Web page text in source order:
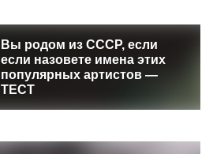
Вы родом из СССР, если
если назовете имена этих
популярных артистов —
ТЕСТ